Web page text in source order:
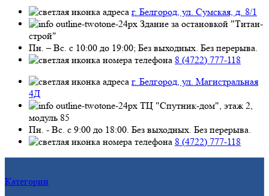
г. Белгород, ул. Сумская, д. 8/1
Здание за остановкой "Титан-
строй"
Пн. – Вс. с 10:00 до 19:00; Без выходных. Без перерыва.
8 (4722) 777-118
г. Белгород, ул. Магистральная
4Д
ТЦ "Спутник-дом", этаж 2,
модуль 85
Пн. - Вс. с 9:00 до 18:00. Без выходных. Без перерыва.
8 (4722) 777-118
Категории